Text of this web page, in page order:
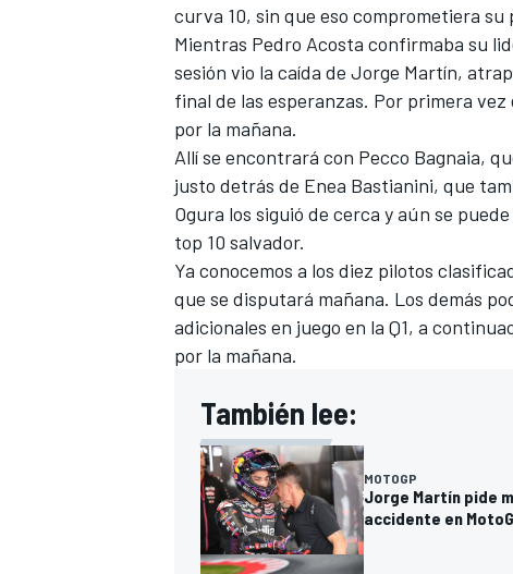
curva 10, sin que eso comprometiera su
Mientras Pedro Acosta confirmaba su
sesión vio la caída de Jorge Martín,
final de las esperanzas. Por primera
por la mañana.
Allí se encontrará con Pecco Bagnaia,
justo detrás de Enea Bastianini, que
Ogura los siguió de cerca y aún se
top 10 salvador.
Ya conocemos a los diez pilotos
que se disputará mañana. Los demás
adicionales en juego en la Q1, a
por la mañana.
También lee:
MOTOGP
Jorge Martín pide
accidente en